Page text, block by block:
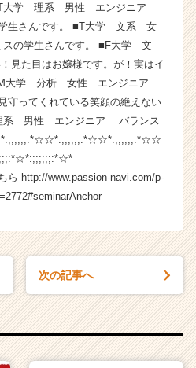
■T大学 理系 男性 エンジニア
学生さんです。 ■T大学 文系 女
の学生さんです。 ■F大学 文
た目はお嬢様です。が！実はイ
大学 分析 女性 エンジニア
守ってくれている笑顔の絶えない
系 男性 エンジニア バランス
☆*:;;;;;;:*☆☆*:;;;;;;:*☆☆*:;;;;;;:*☆☆
www.passion-navi.com/p-
次の記事へ